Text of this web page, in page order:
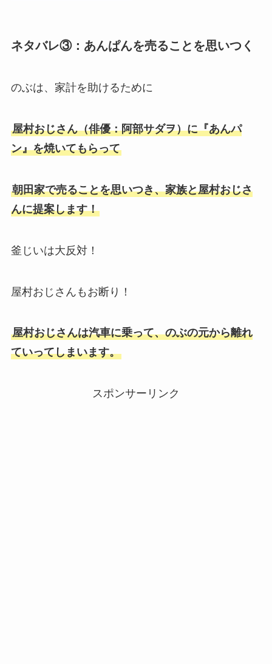
ネタバレ③：あんぱんを売ることを思いつく
のぶは、家計を助けるために
屋村おじさん（俳優：阿部サダヲ）に『あんパ
ン』を焼いてもらって
朝田家で売ることを思いつき、家族と屋村おじさ
んに提案します！
釜じいは大反対！
屋村おじさんもお断り！
屋村おじさんは汽車に乗って、のぶの元から離れ
ていってしまいます。
スポンサーリンク